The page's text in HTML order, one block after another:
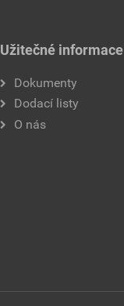
Užitečné informace
Dokumenty
Dodací listy
O nás